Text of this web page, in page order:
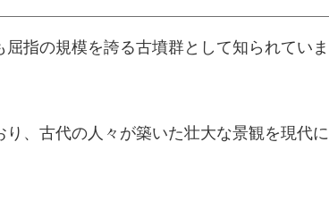
指の規模を誇る古墳群として知られていま
、古代の人々が築いた壮大な景観を現代に